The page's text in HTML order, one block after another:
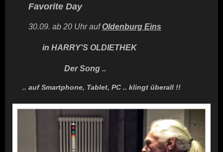
Favorite Day
30.09. ab 20 Uhr aufOldenburg Eins
in HARRY'S OLDIETHEK
Der Song ..
.. auf Smartphone, Tablet, PC .. klingt überall !!